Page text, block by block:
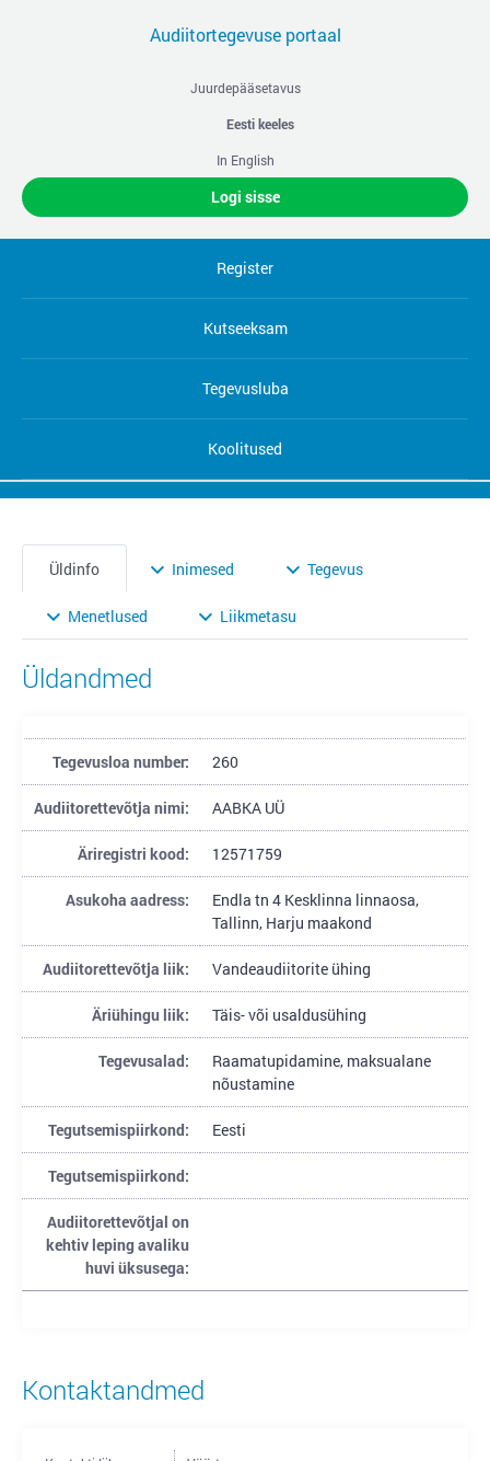
Audiitortegevuse portaal
Juurdepääsetavus
Eesti keeles
In English
Logi sisse
Register
Kutseeksam
Tegevusluba
Koolitused
Üldinfo Inimesed Tegevus
Menetlused Liikmetasu
Üldandmed
Tegevusloa number: 260
Audiitorettevõtja nimi: AABKA UÜ
Äriregistri kood: 12571759
Asukoha aadress:
Endla tn 4 Kesklinna linnaosa,
Tallinn, Harju maakond
Audiitorettevõtja liik: Vandeaudiitorite ühing
Äriühingu liik: Täis- või usaldusühing
Tegevusalad:
Raamatupidamine, maksualane
nõustamine
Tegutsemispiirkond: Eesti
Tegutsemispiirkond:
Audiitorettevõtjal on
kehtiv leping avaliku
huvi üksusega:
Kontaktandmed